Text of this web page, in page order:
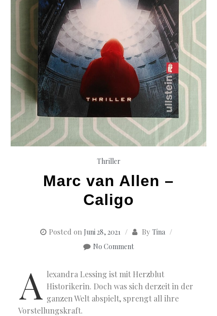
Thriller
Marc van Allen –
Caligo
Posted on Juni 28, 2021 By Tina
No Comment
A lexandra Lessing ist mit Herzblut
Historikerin. Doch was sich derzeit in der
ganzen Welt abspielt, sprengt all ihre
Vorstellungskraft.